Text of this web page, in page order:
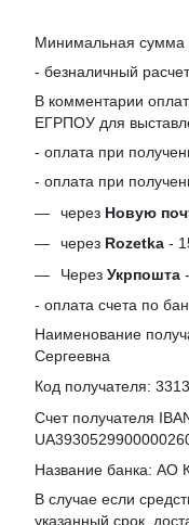
Минимальная сумма
- безналичный
В комментарии
ЕГРПОУ для
- оплата при
- оплата при
через Новую
через Rozetka -
Через Укрпошта
- оплата счета по
Наименование
Сергеевна
Код получателя:
Счет получателя
Название банка: АО
В случае если
указанный срок,